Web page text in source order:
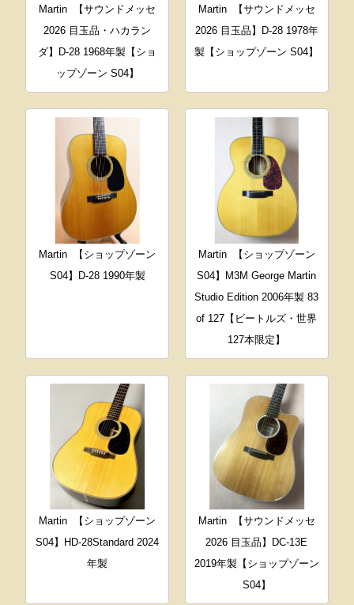
Martin
【サウンドメッセ
2026 目玉品・ハカラン
ダ】D-28 1968年製【ショ
ップゾーン S04】
Martin
【サウンドメッセ
2026 目玉品】D-28 1978年
製【ショップゾーン S04】
Martin
【ショップゾーン
S04】D-28 1990年製
Martin
【ショップゾーン
S04】M3M George Martin
Studio Edition 2006年製 83
of 127【ビートルズ・世界
127本限定】
Martin
【ショップゾーン
S04】HD-28Standard 2024
年製
Martin
【サウンドメッセ
2026 目玉品】DC-13E
2019年製【ショップゾーン
S04】